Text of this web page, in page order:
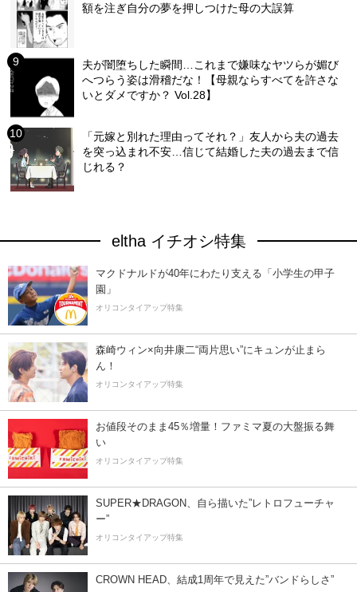
額を注ぎ自分の夢を押しつけた母の大誤算
夫が闇堕ちした瞬間…これまで嫌味なヤツらが媚び
へつらう姿は滑稽だな！【母親ならすべてを許さな
いとダメですか？ Vol.28】
「元嫁と別れた理由ってそれ？」友人から夫の過去
を突っ込まれ不安…信じて結婚した夫の過去まで信
じれる？
eltha イチオシ特集
マクドナルドが40年にわたり支える「小学生の甲子
園」
オリコンタイアップ特集
森崎ウィン×向井康二“両片思い”にキュンが止まら
ん！
オリコンタイアップ特集
お値段そのまま45％増量！ファミマ夏の大盤振る舞
い
オリコンタイアップ特集
SUPER★DRAGON、自ら描いた”レトロフューチャ
ー”
オリコンタイアップ特集
CROWN HEAD、結成1周年で見えた”バンドらしさ”